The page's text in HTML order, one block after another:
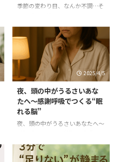
た。 すると―― 妻がふと笑って「う
でもないはずの空気が、ふっとや
わらかくなったのです。 そのと
き、自分の呼吸が少し ...
季節の変わり目、なんか不調…そ
かも 少しずつ、空気の匂いが変
わってきたと感じる朝。 けれど――
なんとなく、だるい。 気持ちが
落ち込みやすい。 頭が重い。 理
由がはっきりしない不調。 そん
なとき、ありませんか？ 季節の
変わり目、心と体は意外と揺れて
いる 春から夏へ、夏から秋へ―― 自
然は大きくリズムを変えていま
す。 実は、私たちの心と体も、
この微細な変化をちゃんと受け取
活リズムは、自然とは無関係に流
れ続けているから、 体も心も、
2025/4/5
夜、頭の中がうるさいあな
たへ～感謝呼吸でつくる“眠
れる脳”
夜、頭の中がうるさいあなたへ～
こまで、感謝呼吸を通して 「情
報疲れ」「経済不安」「人間関係